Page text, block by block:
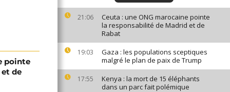
21:06
Ceuta : une ONG marocaine pointe
la responsabilité de Madrid et de
Rabat
19:03
Gaza : les populations sceptiques
malgré le plan de paix de Trump
17:55
Kenya : la mort de 15 éléphants
dans un parc fait polémique
pointe
de